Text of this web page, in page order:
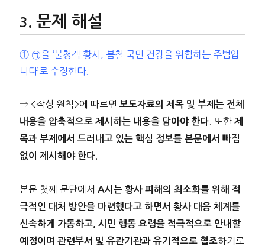
문제 해설
① ㉠을 ‘불청객 황사, 봄철 국민 건강을 위협하는 주범입
니다’로 수정한다.
⇒ <작성 원칙>에 따르면 보도자료의 제목 및 부제는 전체
내용을 압축적으로 제시하는 내용을 담아야 한다. 또한 제
목과 부제에서 드러내고 있는 핵심 정보를 본문에서 빠짐
없이 제시해야 한다.
본문 첫째 문단에서 A시는 황사 피해의 최소화를 위해 적
극적인 대처 방안을 마련했다고 하면서 황사 대응 체계를
신속하게 가동하고, 시민 행동 요령을 적극적으로 안내할
예정이며 관련부서 및 유관기관과 유기적으로 협조하기로